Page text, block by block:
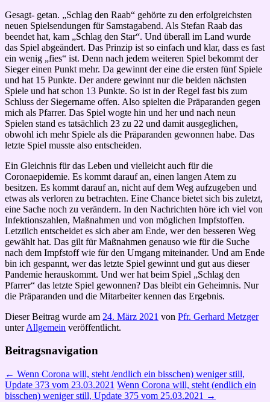
Gesagt- getan. „Schlag den Raab“ gehörte zu den erfolgreichsten
neuen Spielsendungen für Samstagabend. Als Stefan Raab das
beendet hat, kam „Schlag den Star“. Und überall im Land wurde
das Spiel abgeändert. Das Prinzip ist so einfach und klar, dass es fast
ein wenig „fies“ ist. Denn nach jedem weiteren Spiel bekommt der
Sieger einen Punkt mehr. Da gewinnt der eine die ersten fünf Spiele
und hat 15 Punkte. Der andere gewinnt nur die beiden nächsten
Spiele und hat schon 13 Punkte. So ist in der Regel fast bis zum
Schluss der Siegername offen. Also spielten die Präparanden gegen
mich als Pfarrer. Das Spiel wogte hin und her und nach neun
Spielen stand es tatsächlich 23 zu 22 und damit ausgeglichen,
obwohl ich mehr Spiele als die Präparanden gewonnen habe. Das
letzte Spiel musste also entscheiden.
Ein Gleichnis für das Leben und vielleicht auch für die
Coronaepidemie. Es kommt darauf an, einen langen Atem zu
besitzen. Es kommt darauf an, nicht auf dem Weg aufzugeben und
etwas als verloren zu betrachten. Eine Chance bietet sich bis zuletzt,
eine Sache noch zu verändern. In den Nachrichten höre ich viel von
Infektionszahlen, Maßnahmen und von möglichen Impfstoffen.
Letztlich entscheidet es sich aber am Ende, wer den besseren Weg
gewählt hat. Das gilt für Maßnahmen genauso wie für die Suche
nach dem Impfstoff wie für den Umgang miteinander. Und am Ende
bin ich gespannt, wer das letzte Spiel gewinnt und gut aus dieser
Pandemie herauskommt. Und wer hat beim Spiel „Schlag den
Pfarrer“ das letzte Spiel gewonnen? Das bleibt ein Geheimnis. Nur
die Präparanden und die Mitarbeiter kennen das Ergebnis.
Dieser Beitrag wurde am 24. März 2021 von Pfr. Gerhard Metzger
unterAllgemein veröffentlicht.
Beitragsnavigation
← Wenn Corona will, steht /endlich ein bisschen) weniger still,
Update 373 vom 23.03.2021 Wenn Corona will, steht (endlich ein
bisschen) weniger still, Update 375 vom 25.03.2021 →